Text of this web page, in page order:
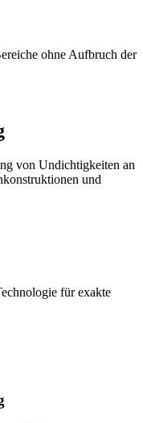
ohne Aufbruch der
von Undichtigkeiten an
und
für exakte